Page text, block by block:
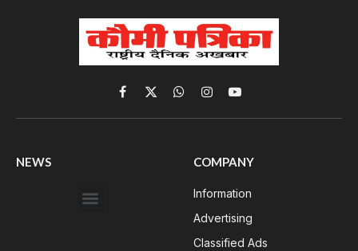
Facebook
X
(Twitter)
WhatsApp
InstagramYouTube
NEWS COMPANY
Information
Advertising
Classified Ads